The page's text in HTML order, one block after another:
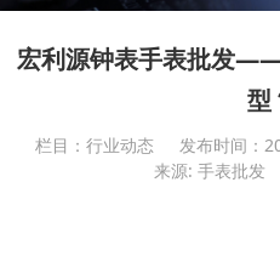
宏利源钟表手表批发
型
栏目：行业动态 发布时间：
来源: 手表批发